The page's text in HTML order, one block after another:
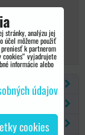
stránky, analýzu jej
účel môžeme použiť
k partnerom
cookies“ vyjadrujete
informácie alebo
údajov
cookies